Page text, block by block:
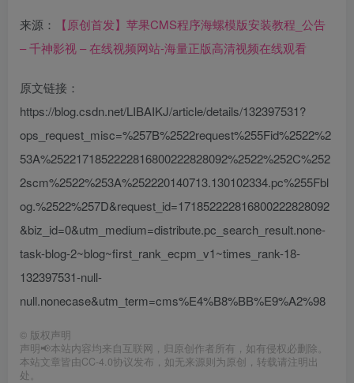
来源：
【原创首发】苹果CMS程序海螺模版安装教程_公告
– 千神影视 – 在线视频网站-海量正版高清视频在线观看
原文链接：
https://blog.csdn.net/LIBAIKJ/article/details/132397531?
ops_request_misc=%257B%2522request%255Fid%2522%2
53A%2522171852222816800222828092%2522%252C%252
2scm%2522%253A%252220140713.130102334.pc%255Fbl
og.%2522%257D&request_id=171852222816800222828092
&biz_id=0&utm_medium=distribute.pc_search_result.none-
task-blog-2~blog~first_rank_ecpm_v1~times_rank-18-
132397531-null-
null.nonecase&utm_term=cms%E4%B8%BB%E9%A2%98
© 版权声明
声明📢本站内容均来自互联网，归原创作者所有，如有侵权必删除。
本站文章皆由CC-4.0协议发布，如无来源则为原创，转载请注明出
处。